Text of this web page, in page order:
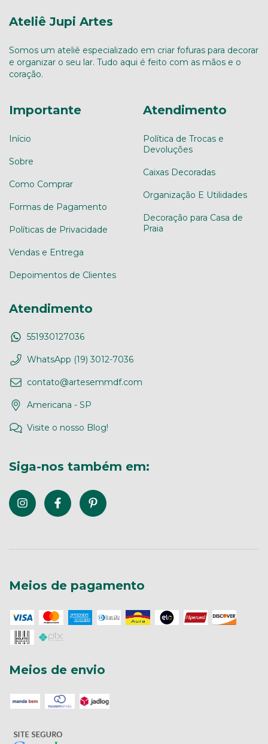
Ateliê Jupi Artes
Somos um ateliê especializado em criar fofuras para decorar
e organizar o seu lar. Tudo aqui é feito com as mãos e o
coração.
Importante
Início
Sobre
Como Comprar
Formas de Pagamento
Políticas de Privacidade
Vendas e Entrega
Depoimentos de Clientes
Atendimento
Política de Trocas e
Devoluções
Caixas Decoradas
Organização E Utilidades
Decoração para Casa de
Praia
Atendimento
551930127036
WhatsApp (19) 3012-7036
contato@artesemmdf.com
Americana - SP
Visite o nosso Blog!
Siga-nos também em:
Meios de pagamento
Meios de envio